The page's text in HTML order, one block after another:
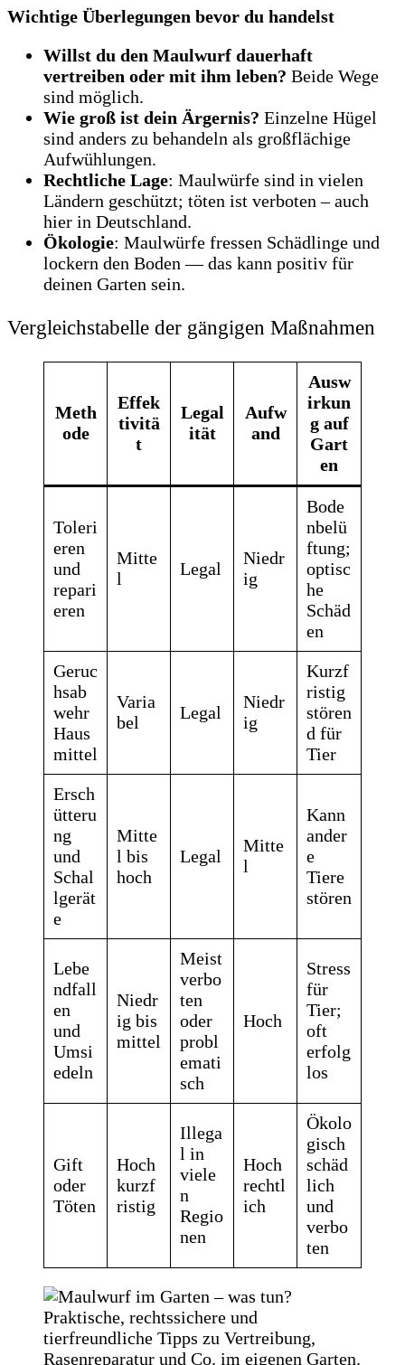
Wichtige Überlegungen bevor du handelst
Willst du den Maulwurf dauerhaft
vertreiben oder mit ihm leben? Beide Wege
sind möglich.
Wie groß ist dein Ärgernis? Einzelne Hügel
sind anders zu behandeln als großflächige
Aufwühlungen.
Rechtliche Lage: Maulwürfe sind in vielen
Ländern geschützt; töten ist verboten – auch
hier in Deutschland.
Ökologie: Maulwürfe fressen Schädlinge und
lockern den Boden — das kann positiv für
deinen Garten sein.
Vergleichstabelle der gängigen Maßnahmen
Meth
ode
Effek
tivitä
t
Legal
ität
Aufw
and
Ausw
irkun
g auf
Gart
en
Toleri
eren
und
repari
eren
Mitte
l
Legal
Niedr
ig
Bode
nbelü
ftung;
optisc
he
Schäd
en
Geruc
hsab
wehr
Haus
mittel
Varia
bel
Legal
Niedr
ig
Kurzf
ristig
stören
d für
Tier
Ersch
ütteru
ng
und
Schal
lgerät
e
Mitte
l bis
hoch
Legal
Mitte
l
Kann
ander
e
Tiere
stören
Lebe
ndfall
en
und
Umsi
edeln
Niedr
ig bis
mittel
Meist
verbo
ten
oder
probl
emati
sch
Hoch
Stress
für
Tier;
oft
erfolg
los
Gift
oder
Töten
Hoch
kurzf
ristig
Illega
l in
viele
n
Regio
nen
Hoch
rechtl
ich
Ökolo
gisch
schäd
lich
und
verbo
ten